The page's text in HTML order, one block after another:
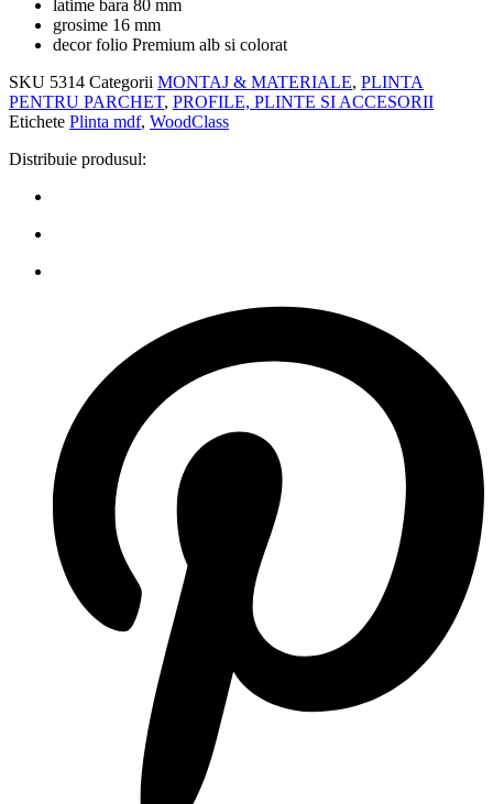
latime bara 80 mm
grosime 16 mm
decor folio Premium alb si colorat
SKU 5314 Categorii MONTAJ & MATERIALE, PLINTA
PENTRU PARCHET, PROFILE, PLINTE SI ACCESORII
Etichete Plinta mdf, WoodClass
Distribuie produsul: